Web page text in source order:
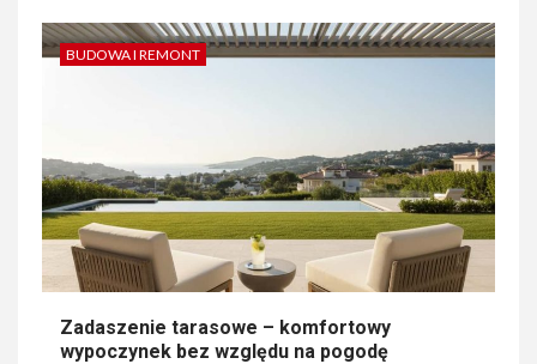
BUDOWA I REMONT
Zadaszenie tarasowe – komfortowy
wypoczynek bez względu na pogodę